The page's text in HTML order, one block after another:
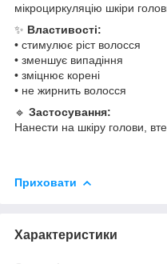
мікроциркуляцію шкіри
✨ Властивості:
• стимулює ріст волосся
• зменшує випадіння
• зміцнює корені
• не жирнить волосся
🔹 Застосування:
Нанести на шкіру голови,
Приховати
Характеристики